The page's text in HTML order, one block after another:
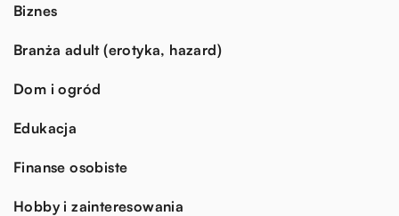
Biznes
Branża adult (erotyka, hazard)
Dom i ogród
Edukacja
Finanse osobiste
Hobby i zainteresowania